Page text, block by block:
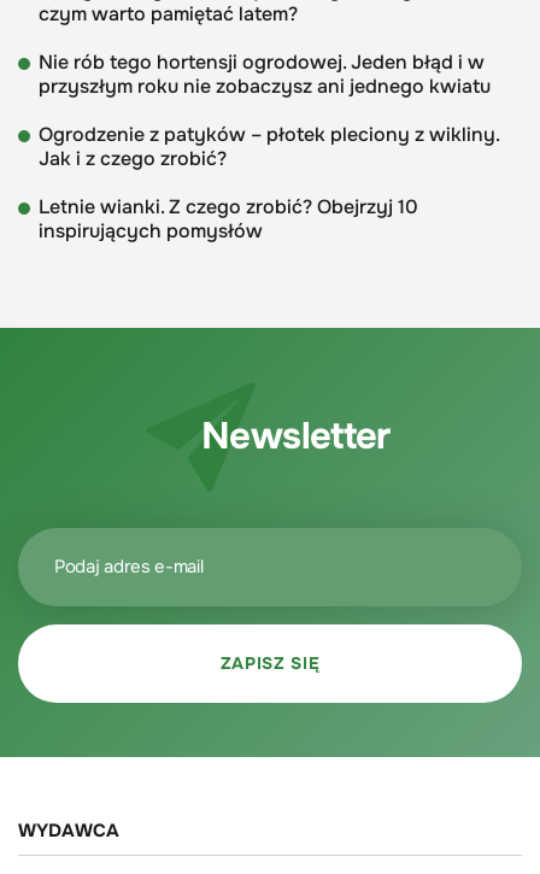
czym warto pamiętać latem?
Nie rób tego hortensji ogrodowej. Jeden błąd i w
przyszłym roku nie zobaczysz ani jednego kwiatu
Ogrodzenie z patyków – płotek pleciony z wikliny.
Jak i z czego zrobić?
Letnie wianki. Z czego zrobić? Obejrzyj 10
inspirujących pomysłów
Newsletter
WYDAWCA